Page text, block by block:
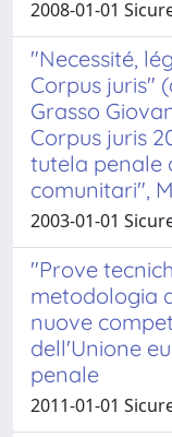
2008-01-01
"Necessité,
Corpus juris"
Grasso
Corpus juris
tutela penale
comunitari",
2003-01-01
"Prove
metodologia
nuove
dell'Unione
penale
2011-01-01